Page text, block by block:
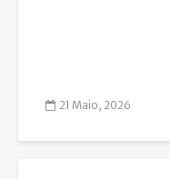
21 Maio, 2026